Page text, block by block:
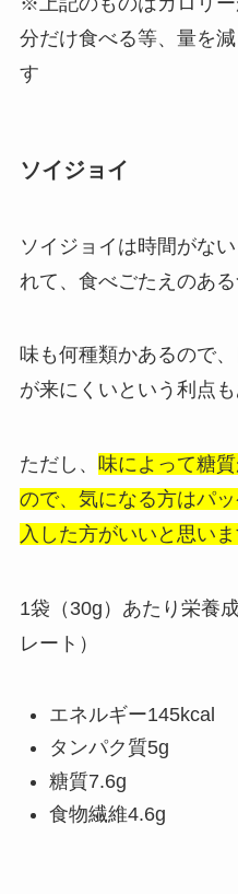
分だけ食べる等、量を
す
ソイジョイ
ソイジョイは時間がな
れて、食べごたえのある
味も何種類かあるので
が来にくいという利点も
ただし、 味によって糖
ので、気になる方はパ
入した方がいいと思いま
1袋（30g）あたり栄養
レート）
エネルギー145kcal
タンパク質5g
糖質7.6g
食物繊維4.6g